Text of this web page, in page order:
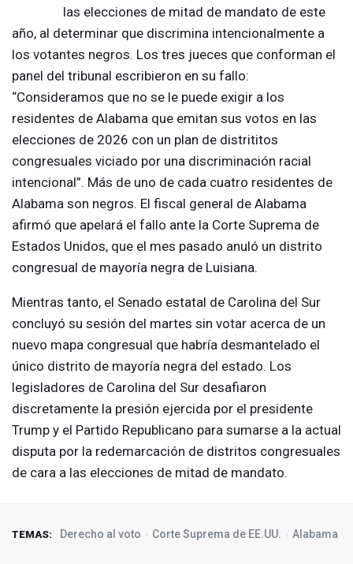
las elecciones de mitad de mandato de este
año, al determinar que discrimina intencionalmente a
los votantes negros. Los tres jueces que conforman el
panel del tribunal escribieron en su fallo:
“Consideramos que no se le puede exigir a los
residentes de Alabama que emitan sus votos en las
elecciones de 2026 con un plan de distrititos
congresuales viciado por una discriminación racial
intencional”. Más de uno de cada cuatro residentes de
Alabama son negros. El fiscal general de Alabama
afirmó que apelará el fallo ante la Corte Suprema de
Estados Unidos, que el mes pasado anuló un distrito
congresual de mayoría negra de Luisiana.
Mientras tanto, el Senado estatal de Carolina del Sur
concluyó su sesión del martes sin votar acerca de un
nuevo mapa congresual que habría desmantelado el
único distrito de mayoría negra del estado. Los
legisladores de Carolina del Sur desafiaron
discretamente la presión ejercida por el presidente
Trump y el Partido Republicano para sumarse a la actual
disputa por la redemarcación de distritos congresuales
de cara a las elecciones de mitad de mandato.
TEMAS: Derecho al voto Corte Suprema de EE.UU. Alabama